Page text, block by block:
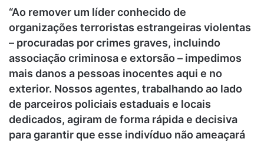
“Ao remover um líder conhecido de
organizações terroristas estrangeiras violentas
– procuradas por crimes graves, incluindo
associação criminosa e extorsão – impedimos
mais danos a pessoas inocentes aqui e no
exterior. Nossos agentes, trabalhando ao lado
de parceiros policiais estaduais e locais
dedicados, agiram de forma rápida e decisiva
para garantir que esse indivíduo não ameaçará